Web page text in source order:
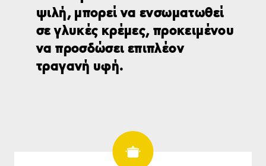
ψιλή, μπορεί να ενσωματωθεί
σε γλυκές κρέμες, προκειμένου
να προσδώσει επιπλέον
τραγανή υφή.